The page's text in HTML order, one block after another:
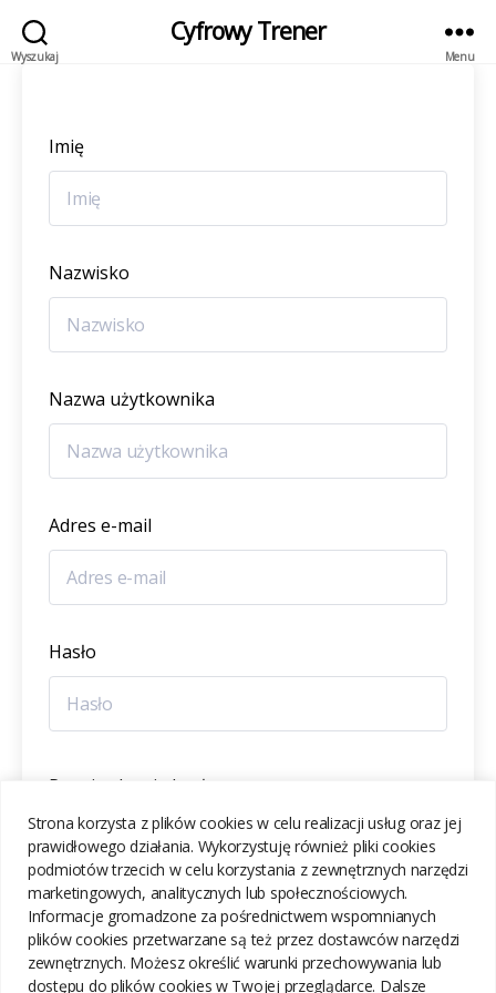
Strona korzysta z plików cookies w celu realizacji usług oraz jej
prawidłowego działania. Wykorzystuję również pliki cookies
podmiotów trzecich w celu korzystania z zewnętrznych narzędzi
marketingowych, analitycznych lub społecznościowych.
Informacje gromadzone za pośrednictwem wspomnianych
plików cookies przetwarzane są też przez dostawców narzędzi
zewnętrznych. Możesz określić warunki przechowywania lub
dostępu do plików cookies w Twojej przeglądarce. Dalsze
Wyszukaj
Cyfrowy Trener
Menu
Imię
Nazwisko
Nazwa użytkownika
Adres e-mail
Hasło
Potwierdzenie hasła
ZAREJESTRUJ SIĘ